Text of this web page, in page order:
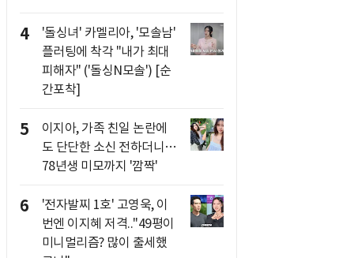
4
'돌싱녀' 카멜리아, '모솔남'
플러팅에 착각 "내가 최대
피해자" ('돌싱N모솔') [순
간포착]
5
이지아, 가족 친일 논란에
도 단단한 소신 전하더니…
78년생 미모까지 '깜짝'
6
'전자발찌 1호' 고영욱, 이
번엔 이지혜 저격.."49평이
미니멀리즘? 많이 출세했